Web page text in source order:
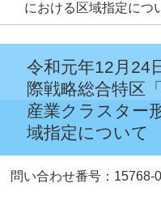
における区域指定につ
令和元年12月
際戦略総合特区
産業クラスター
域指定について
問い合わせ番号：15768-